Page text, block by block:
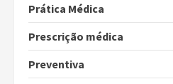
Prática Médica
Prescrição médica
Preventiva